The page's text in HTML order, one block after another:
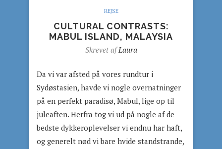
REJSE
CULTURAL CONTRASTS:
MABUL ISLAND, MALAYSIA
Skrevet afLaura
Da vi var afsted på vores rundtur i
Sydøstasien, havde vi nogle overnatninger
på en perfekt paradisø, Mabul, lige op til
juleaften. Herfra tog vi ud på nogle af de
bedste dykkeroplevelser vi endnu har haft,
og generelt nød vi bare hvide standstrande,